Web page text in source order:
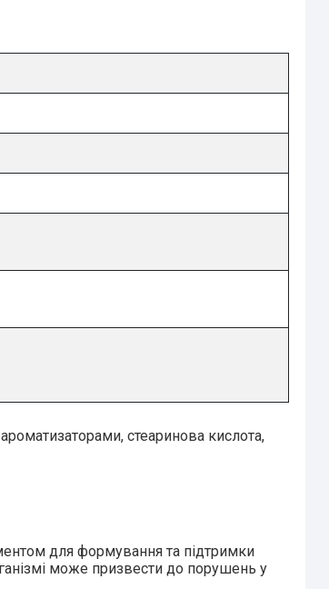
стеаринова кислота,
для формування та підтримки
може призвести до порушень у